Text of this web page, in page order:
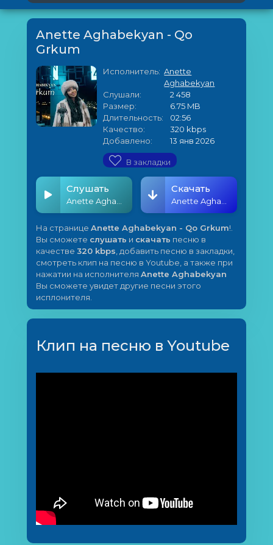
Anette Aghabekyan - Qo
Grkum
Исполнитель: Anette
Aghabekyan
Слушали:
2 458
Размер:
6.75 MB
Длительность:
02:56
Качество:
320 kbps
Добавлено:
13 янв 2026
В закладки
Слушать Скачать
На странице Anette Aghabekyan - Qo Grkum!.
Вы сможете слушать и скачать песню в
качестве 320 kbps , добавить песню в закладки,
смотреть клип на песню в Youtube, а также при
нажатии на исполнителя Anette Aghabekyan
Вы сможете увидет другие песни этого
исплонителя.
Клип на песню в Youtube